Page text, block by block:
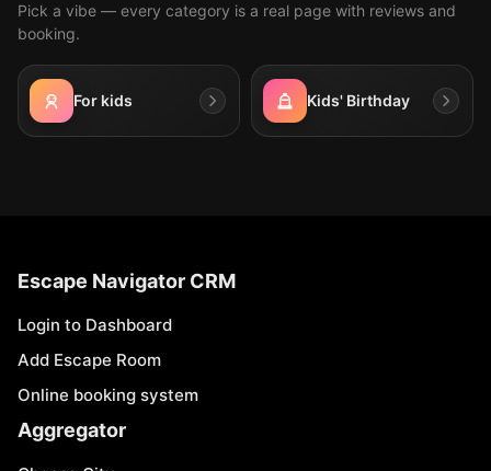
Pick a vibe — every category is a real page with reviews and
booking.
For kids Kids' Birthday
Escape Navigator CRM
Login to Dashboard
Add Escape Room
Online booking system
Aggregator